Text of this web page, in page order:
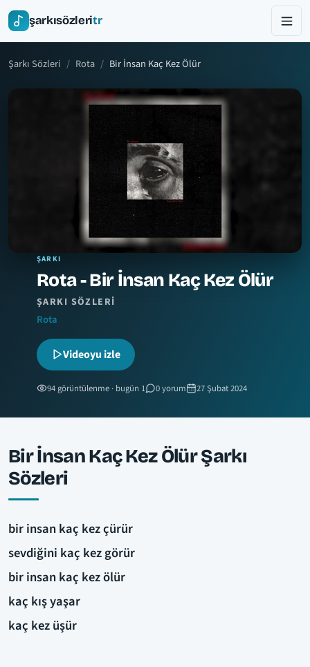
şarkısözleritr
Şarkı Sözleri Rota Bir İnsan Kaç Kez Ölür
ŞARKI
Rota - Bir İnsan Kaç Kez Ölür
ŞARKI SÖZLERI
Rota
Videoyu izle
94 görüntülenme · bugün 1 0 yorum 27 Şubat 2024
Bir İnsan Kaç Kez Ölür Şarkı
Sözleri
bir insan kaç kez çürür
sevdiğini kaç kez görür
bir insan kaç kez ölür
kaç kış yaşar
kaç kez üşür